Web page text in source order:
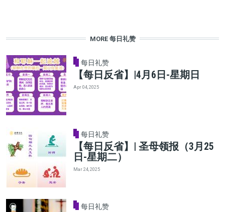
MORE 每日礼赞
每日礼赞
【每日反省】|4月6日-星期日
Apr 04, 2025
每日礼赞
【每日反省】| 圣母领报（3月25
日-星期二）
Mar 24, 2025
每日礼赞